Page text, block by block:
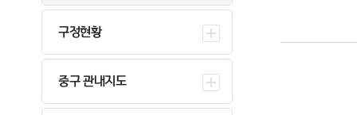
구정현황
중구 관내지도